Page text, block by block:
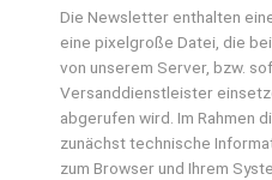
Die Newsletter enthalten
eine pixelgroße Datei, die
von unserem Server, bzw.
Versanddienstleister
abgerufen wird. Im Rahmen
zunächst technische
zum Browser und Ihrem